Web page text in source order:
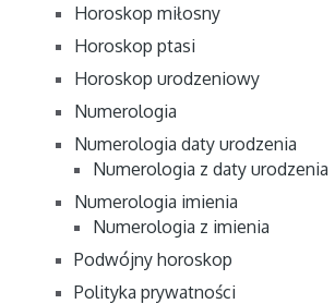
Horoskop miłosny
Horoskop ptasi
Horoskop urodzeniowy
Numerologia
Numerologia daty urodzenia
Numerologia z daty urodzenia
Numerologia imienia
Numerologia z imienia
Podwójny horoskop
Polityka prywatności